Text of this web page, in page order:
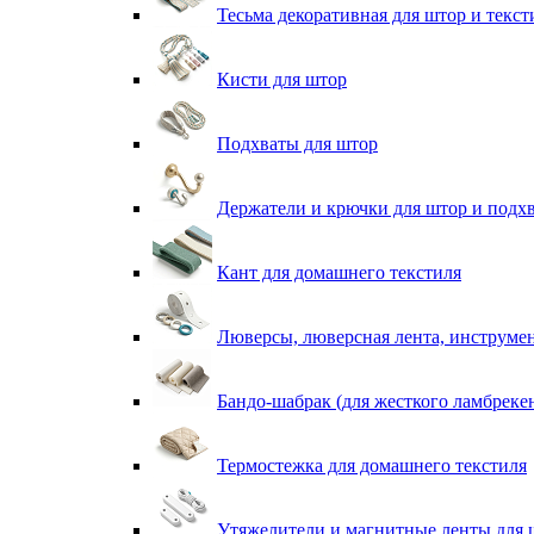
Тесьма декоративная для штор и
Кисти для штор
Подхваты для штор
Держатели и крючки для штор и
Кант для домашнего текстиля
Люверсы, люверсная лента,
Бандо-шабрак (для жесткого
Термостежка для домашнего текстиля
Утяжелители и магнитные ленты для